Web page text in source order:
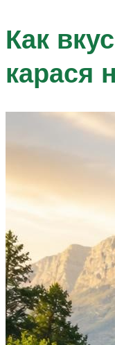
Как
карася